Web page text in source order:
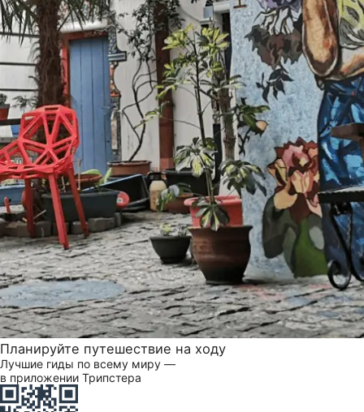
Планируйте путешествие на ходу
Лучшие гиды по всему миру —
в приложении Трипстера